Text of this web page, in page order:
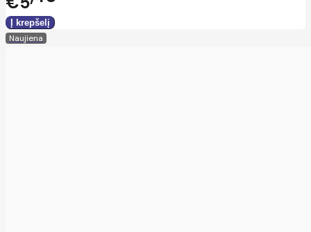
Naujiena